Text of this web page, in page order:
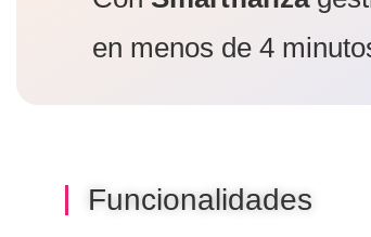
en menos de 4
Funcionalidades